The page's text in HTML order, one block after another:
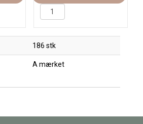
186 stk
A mærket